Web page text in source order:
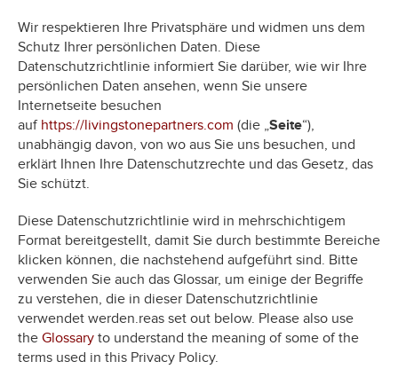
Wir respektieren Ihre Privatsphäre und widmen uns dem
Schutz Ihrer persönlichen Daten. Diese
Datenschutzrichtlinie informiert Sie darüber, wie wir Ihre
persönlichen Daten ansehen, wenn Sie unsere
Internetseite besuchen
auf https://livingstonepartners.com (die „Seite“),
unabhängig davon, von wo aus Sie uns besuchen, und
erklärt Ihnen Ihre Datenschutzrechte und das Gesetz, das
Sie schützt.
Diese Datenschutzrichtlinie wird in mehrschichtigem
Format bereitgestellt, damit Sie durch bestimmte Bereiche
klicken können, die nachstehend aufgeführt sind. Bitte
verwenden Sie auch das Glossar, um einige der Begriffe
zu verstehen, die in dieser Datenschutzrichtlinie
verwendet werden.reas set out below. Please also use
the Glossary to understand the meaning of some of the
terms used in this Privacy Policy.